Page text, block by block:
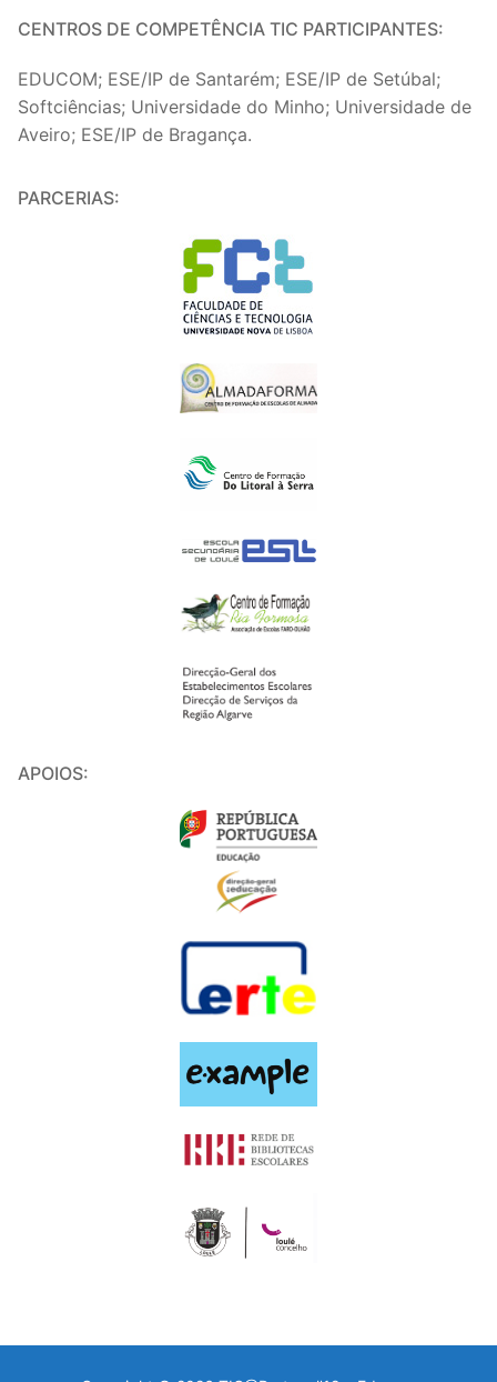
CENTROS DE COMPETÊNCIA TIC PARTICIPANTES:
EDUCOM; ESE/IP de Santarém; ESE/IP de Setúbal;
Softciências; Universidade do Minho; Universidade de
Aveiro; ESE/IP de Bragança.
PARCERIAS:
APOIOS: